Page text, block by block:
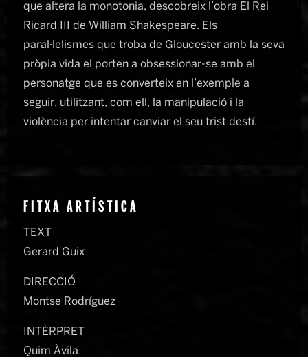
que altera la monotonia, descobreix l’obra El Rei
Ricard III de William Shakespeare. Els
paral·lelismes que troba de Gloucester amb la seva
pròpia vida el porten a obsessionar-se amb el
personatge que es converteix en l’exemple a
seguir, utilitzant, com ell, la manipulació i la
violència per intentar canviar el seu trist destí.
FITXA ARTÍSTICA
TEXT
Gerard Guix
DIRECCIÓ
Montse Rodríguez
INTÈRPRET
Quim Àvila